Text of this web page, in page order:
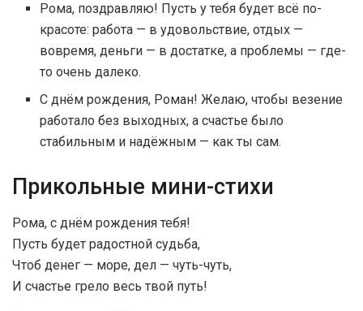
Рома, поздравляю! Пусть у тебя будет всё по-
красоте: работа — в удовольствие, отдых —
вовремя, деньги — в достатке, а проблемы — где-
то очень далеко.
С днём рождения, Роман! Желаю, чтобы везение
работало без выходных, а счастье было
стабильным и надёжным — как ты сам.
Прикольные мини-стихи
Рома, с днём рождения тебя!
Пусть будет радостной судьба,
Чтоб денег — море, дел — чуть-чуть,
И счастье грело весь твой путь!